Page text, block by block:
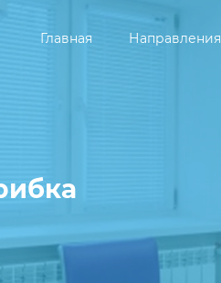
Главная Направления